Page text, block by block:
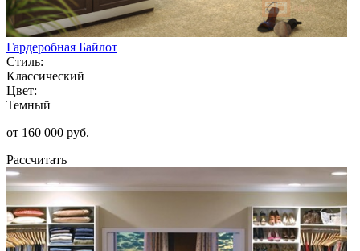
Гардеробная Байлот
Стиль:
Классический
Цвет:
Темный
от 160 000 руб.
Рассчитать